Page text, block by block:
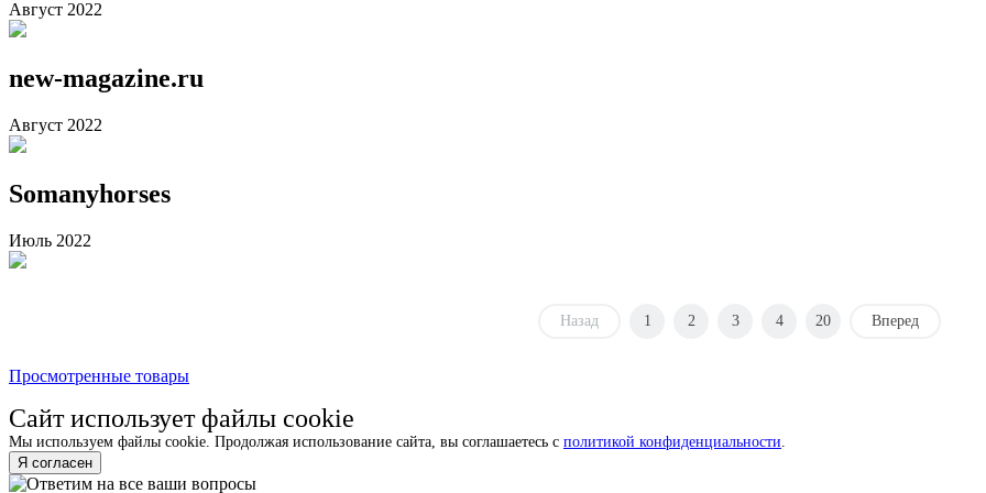
Август 2022
new-magazine.ru
Август 2022
Somanyhorses
Июль 2022
Назад 1 2 3 4 20 Вперед
Просмотренные товары
Сайт использует файлы cookie
Мы используем файлы cookie. Продолжая использование сайта, вы соглашаетесь с политикой конфиденциальности
Я согласен